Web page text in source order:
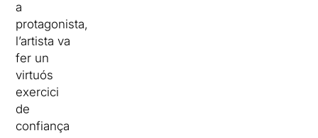
a
protagonista,
l’artista va
fer un
virtuós
exercici
de
confiança